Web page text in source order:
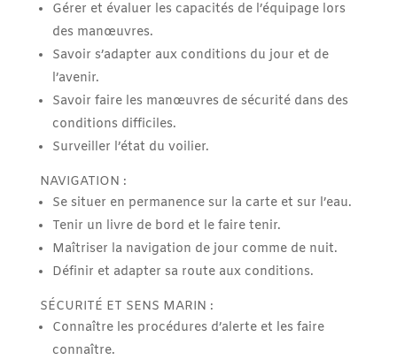
Gérer et évaluer les capacités de l’équipage lors
des manœuvres.
Savoir s’adapter aux conditions du jour et de
l’avenir.
Savoir faire les manœuvres de sécurité dans des
conditions difficiles.
Surveiller l’état du voilier.
NAVIGATION :
Se situer en permanence sur la carte et sur l’eau.
Tenir un livre de bord et le faire tenir.
Maîtriser la navigation de jour comme de nuit.
Définir et adapter sa route aux conditions.
SÉCURITÉ ET SENS MARIN :
Connaître les procédures d’alerte et les faire
connaître.